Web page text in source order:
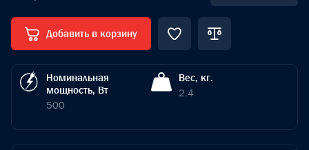
Добавить в корзину
Номинальная
мощность, Вт
500
Вес, кг.
2.4